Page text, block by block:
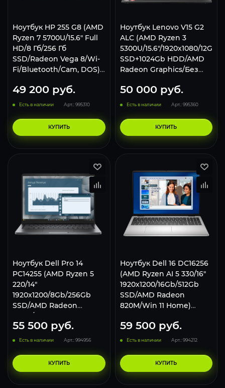
Ноутбук HP 255 G8 (AMD
Ryzen 7 5700U/15.6" Full
HD/8 Гб/256 Гб
SSD/Radeon Vega 8/Wi-
Fi/Bluetooth/Cam, DOS)
49 200 руб.
Есть в наличии Арт.: 995310
КУПИТЬ
Ноутбук Lenovo V15 G2
ALC (AMD Ryzen 3
5300U/15.6"/1920x1080/12GB/
SSD+1024Gb HDD/AMD
Radeon Graphics/Без
черный
50 000руб.
Есть в наличии Арт.: 995360
КУПИТЬ
Ноутбук Dell Pro 14
PC14255 (AMD Ryzen 5
220/14"
1920x1200/8Gb/256Gb
SSD/AMD Radeon
740M/Win 11 Pro) Black
55 500 руб.
Есть в наличии Арт.: 994956
КУПИТЬ
Ноутбук Dell 16 DС16256
(AMD Ryzen AI 5 330/16"
1920x1200/16Gb/512Gb
SSD/AMD Radeon
820M/Win 11 Home)
59 500руб.
Есть в наличии Арт.: 994212
КУПИТЬ